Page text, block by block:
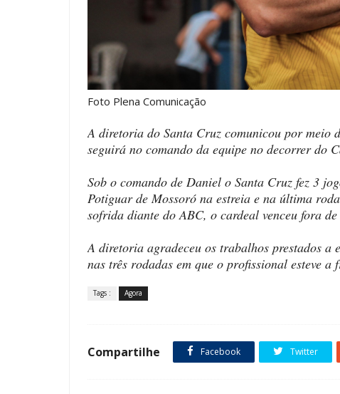
Foto Plena Comunicação
A diretoria do Santa Cruz comunicou por meio
seguirá no comando da equipe no decorrer do
Sob o comando de Daniel o Santa Cruz fez 3
Potiguar de Mossoró na estreia e na última
sofrida diante do ABC, o cardeal venceu fora
A diretoria agradeceu os trabalhos prestados a
nas três rodadas em que o profissional esteve a
Tags : Agora
Compartilhe Facebook Twitter